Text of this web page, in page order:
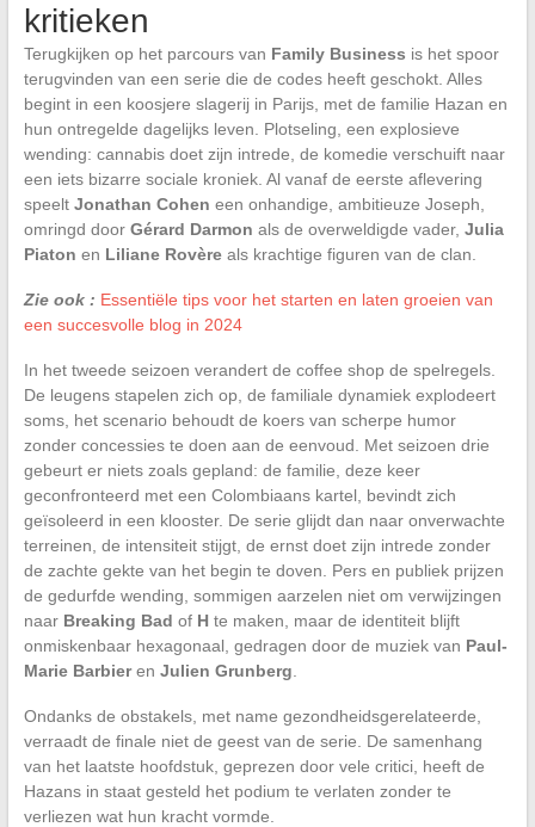
kritieken
Terugkijken op het parcours van Family Business is het spoor
terugvinden van een serie die de codes heeft geschokt. Alles
begint in een koosjere slagerij in Parijs, met de familie Hazan en
hun ontregelde dagelijks leven. Plotseling, een explosieve
wending: cannabis doet zijn intrede, de komedie verschuift naar
een iets bizarre sociale kroniek. Al vanaf de eerste aflevering
speelt Jonathan Cohen een onhandige, ambitieuze Joseph,
omringd door Gérard Darmon als de overweldigde vader, Julia
Piaton en Liliane Rovèreals krachtige figuren van de clan.
Zie ook : Essentiële tips voor het starten en laten groeien van
een succesvolle blog in 2024
In het tweede seizoen verandert de coffee shop de spelregels.
De leugens stapelen zich op, de familiale dynamiek explodeert
soms, het scenario behoudt de koers van scherpe humor
zonder concessies te doen aan de eenvoud. Met seizoen drie
gebeurt er niets zoals gepland: de familie, deze keer
geconfronteerd met een Colombiaans kartel, bevindt zich
geïsoleerd in een klooster. De serie glijdt dan naar onverwachte
terreinen, de intensiteit stijgt, de ernst doet zijn intrede zonder
de zachte gekte van het begin te doven. Pers en publiek prijzen
de gedurfde wending, sommigen aarzelen niet om verwijzingen
naar Breaking Bad of Hte maken, maar de identiteit blijft
onmiskenbaar hexagonaal, gedragen door de muziek van Paul-
Marie Barbieren Julien Grunberg
Ondanks de obstakels, met name gezondheidsgerelateerde,
verraadt de finale niet de geest van de serie. De samenhang
van het laatste hoofdstuk, geprezen door vele critici, heeft de
Hazans in staat gesteld het podium te verlaten zonder te
verliezen wat hun kracht vormde.